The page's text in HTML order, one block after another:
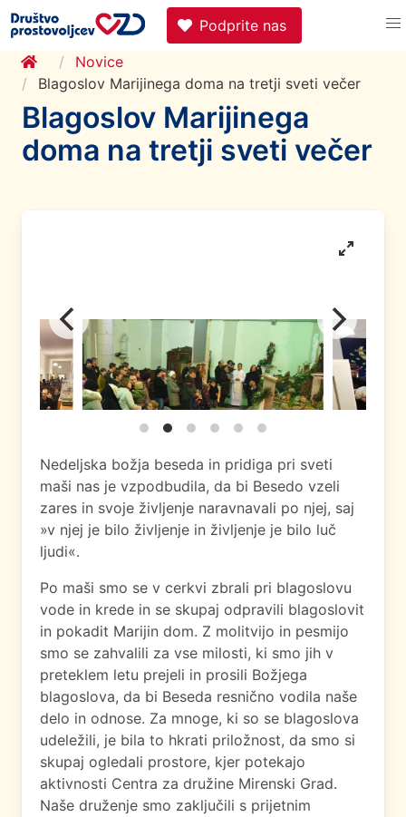
Podprite nas
Novice
Blagoslov Marijinega doma na tretji sveti večer
Blagoslov Marijinega
doma na tretji sveti večer
Nedeljska božja beseda in pridiga pri sveti
maši nas je vzpodbudila, da bi Besedo vzeli
zares in svoje življenje naravnavali po njej, saj
»v njej je bilo življenje in življenje je bilo luč
ljudi«.
Po maši smo se v cerkvi zbrali pri blagoslovu
vode in krede in se skupaj odpravili blagoslovit
in pokadit Marijin dom. Z molitvijo in pesmijo
smo se zahvalili za vse milosti, ki smo jih v
preteklem letu prejeli in prosili Božjega
blagoslova, da bi Beseda resnično vodila naše
delo in odnose. Za mnoge, ki so se blagoslova
udeležili, je bila to hkrati priložnost, da smo si
skupaj ogledali prostore, kjer potekajo
aktivnosti Centra za družine Mirenski Grad.
Naše druženje smo zaključili s prijetnim